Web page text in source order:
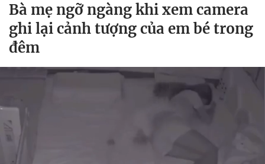
Bà mẹ ngỡ ngàng khi xem camera
ghi lại cảnh tượng của em bé trong
đêm